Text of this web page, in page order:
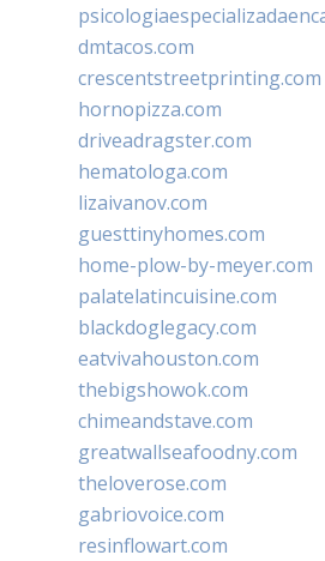
dmtacos.com
crescentstreetprinting.com
hornopizza.com
driveadragster.com
hematologa.com
lizaivanov.com
guesttinyhomes.com
home-plow-by-meyer.com
palatelatincuisine.com
blackdoglegacy.com
eatvivahouston.com
thebigshowok.com
chimeandstave.com
greatwallseafoodny.com
theloverose.com
gabriovoice.com
resinflowart.com